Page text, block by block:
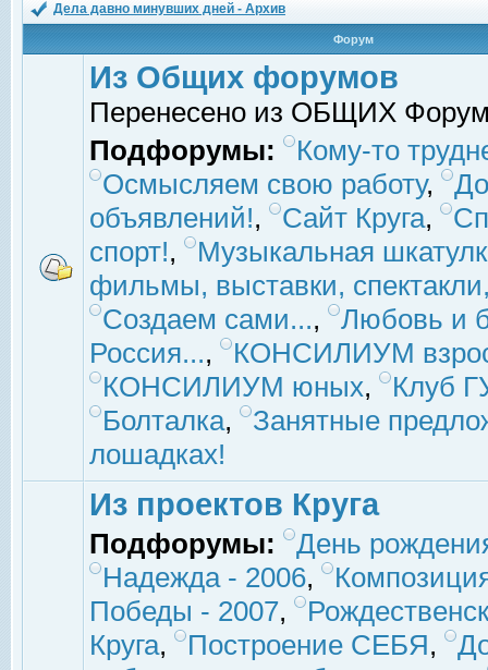
Дела давно минувших дней - Архив
Форум
Из Общих форумов
Перенесено из ОБЩИХ
Подфорумы:
Кому-то
Осмысляем свою работу,
объявлений!, Сайт Круга,
спорт!,
Музыкальная
фильмы, выставки,
Создаем сами...,
Любовь и
Россия...,
КОНСИЛИУМ
КОНСИЛИУМ юных,
Клуб
Болталка,
Занятные
лошадках!
Из проектов Круга
Подфорумы:
День
Надежда - 2006,
Победы - 2007,
Круга, Построение СЕБЯ,